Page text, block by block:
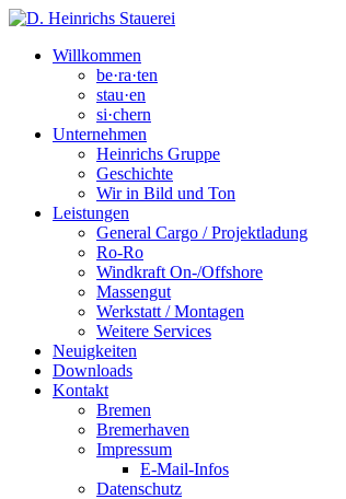
Willkommen
be·ra·ten
stau·en
si·chern
Unternehmen
Heinrichs Gruppe
Geschichte
Wir in Bild und Ton
Leistungen
General Cargo / Projektladung
Ro-Ro
Windkraft On-/Offshore
Massengut
Werkstatt / Montagen
Weitere Services
Neuigkeiten
Downloads
Kontakt
Bremen
Bremerhaven
Impressum
E-Mail-Infos
Datenschutz